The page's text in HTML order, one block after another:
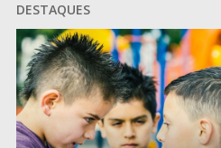
DESTAQUES